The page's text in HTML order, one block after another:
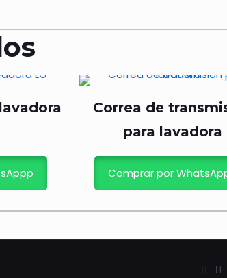
Correa de
para lavadora
Comprar por